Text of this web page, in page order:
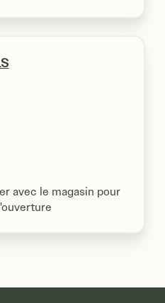
avec le magasin pour